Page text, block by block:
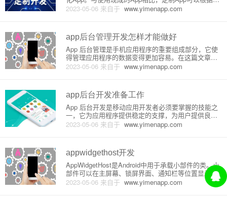
2023-05-06 来自于 www.yimenapp.com
户需求进行定制，以满足客户的诉求和独特需求。Ap
p定制开发的好处1.满足个性化需求定制开发App能够
可以针对
app后台管理开发怎样才能做好
2023-05-06 来自于 www.yimenapp.com
App 后台管理是手机应用程序的重要组成部分，它使
得管理应用程序的数据变得更加容易。在这篇文章
中，我们将探讨如何做好 App 后台管理开发。一、明
确需求在开始后台管理开发工作前，您必须明确需
求、数据分析和报告要求
app后台开发准备工作
2023-05-06 来自于 www.yimenapp.com
App 后台开发是移动应用开发者必须要掌握的技能之
一，它为应用程序提供稳定的支撑，为用户提供良好
的用户体验。在开始 App 后台开发前，需要做好一些
准备工作。一、搭建服务器在进行 App 后台开发之
存储和访问数
appwidgethost开发
2023-05-06 来自于 www.yimenapp.com
AppWidgetHost是Android中用于承载小部件的类。小
部件可以在主屏幕、锁屏界面、通知栏等位置显示，
是很多Android应用的重要功能。通过AppWidgetHos
t，我们可以获取已经安装的小部件，并将它们添加到